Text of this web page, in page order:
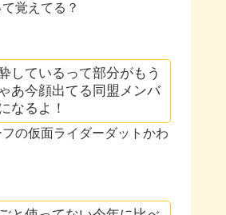
覚えてる？
しているって部分がもう
あ今顔出てる同盟メンバ
なるよ！
の仮面ライダーダットかわ